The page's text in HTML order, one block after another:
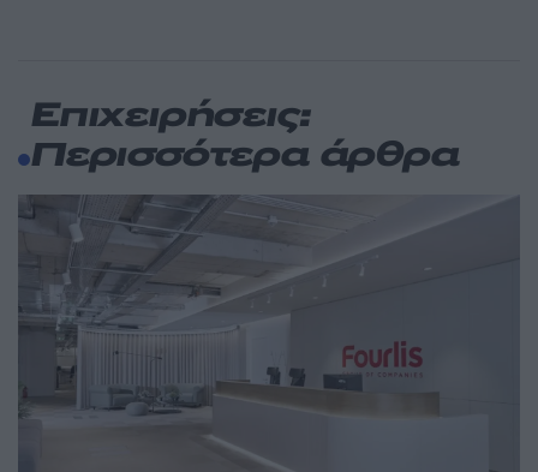
Επιχειρήσεις:
Περισσότερα άρθρα